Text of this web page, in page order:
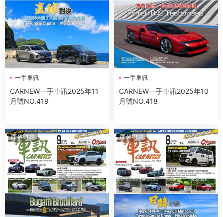
一手車訊
CARNEW一手車訊2025年11
月號NO.419
一手車訊
CARNEW一手車訊2025年10
月號NO.418
商業财經 商業财經